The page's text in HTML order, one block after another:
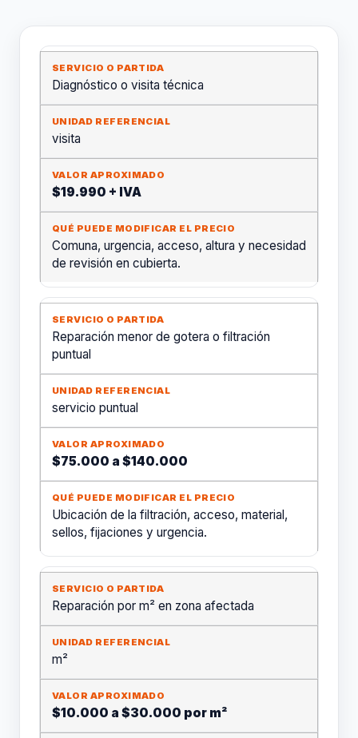
Diagnóstico o visita técnica
visita
$19.990 + IVA
Comuna, urgencia, acceso, altura y necesidad
de revisión en cubierta.
Reparación menor de gotera o filtración
puntual
servicio puntual
$75.000 a $140.000
Ubicación de la filtración, acceso, material,
sellos, fijaciones y urgencia.
Reparación por m² en zona afectada
m²
$10.000 a $30.000 por m²